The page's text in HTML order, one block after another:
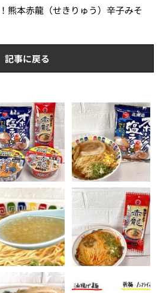
熊本赤龍（せきりゅう）辛子みそ
記事に戻る